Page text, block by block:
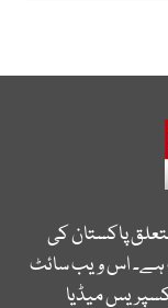
پاکستان کی
ہے۔ اس ویب سائٹ
میڈیا